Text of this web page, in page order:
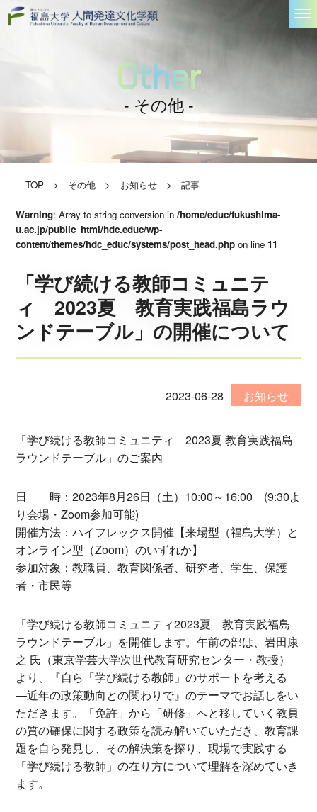
Other
- その他 -
TOP> その他 > お知らせ> 記事
Warning: Array to string conversion in/home/educ/fukushima-
u.ac.jp/public_html/hdc.educ/wp-
content/themes/hdc_educ/systems/post_head.php on line 11
「学び続ける教師コミュニテ
ィ 2023夏 教育実践福島ラウ
ンドテーブル」の開催について
2023-06-28 お知らせ
「学び続ける教師コミュニティ 2023夏 教育実践福島
ラウンドテーブル」のご案内
日 時：2023年8月26日（土）10:00～16:00 (9:30よ
り会場・Zoom参加可能)
開催方法：ハイフレックス開催【来場型（福島大学）と
オンライン型（Zoom）のいずれか】
参加対象：教職員、教育関係者、研究者、学生、保護
者・市民等
「学び続ける教師コミュニティ2023夏 教育実践福島
ラウンドテーブル」を開催します。午前の部は、岩田康
之 氏（東京学芸大学次世代教育研究センター・教授）
より、『自ら「学び続ける教師」のサポートを考える
―近年の政策動向との関わりで』のテーマでお話しをい
ただきます。「免許」から「研修」へと移していく教員
の質の確保に関する政策を読み解いていただき、教育課
題を自ら発見し、その解決策を探り、現場で実践する
「学び続ける教師」の在り方について理解を深めていき
ます。